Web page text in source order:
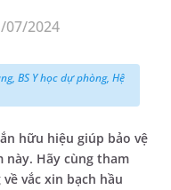
07/2024
BS Y học dự phòng, Hệ
hữu hiệu giúp bảo vệ
Hãy cùng tham
vắc xin bạch hầu